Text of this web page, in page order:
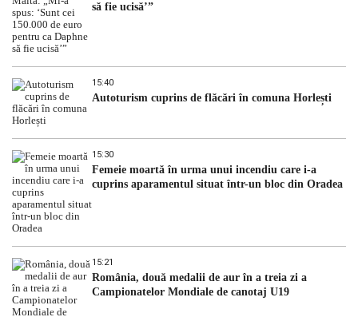
să fie ucisă’”
15:40
Autoturism cuprins de flăcări în comuna Horlești
15:30
Femeie moartă în urma unui incendiu care i-a
cuprins aparamentul situat într-un bloc din Oradea
15:21
România, două medalii de aur în a treia zi a
Campionatelor Mondiale de canotaj U19